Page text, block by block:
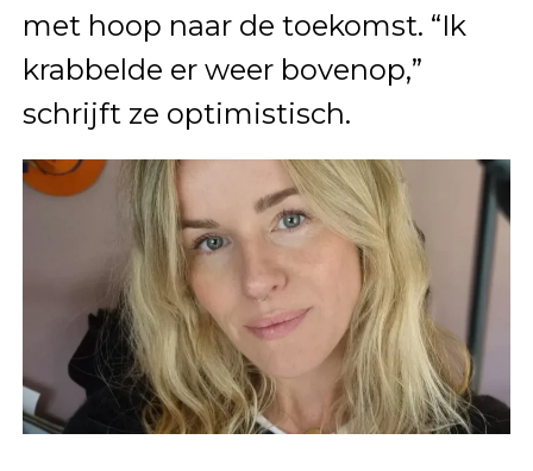
met hoop naar de toekomst. “Ik
krabbelde er weer bovenop,”
schrijft ze optimistisch.